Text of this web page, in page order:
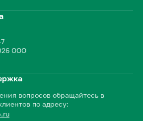
ООО
вопросов обращайтесь в
по адресу: